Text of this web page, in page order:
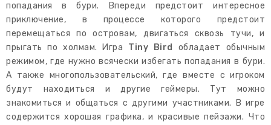
попадания в бури. Впереди предстоит интересное
приключение, в процессе которого предстоит
перемещаться по островам, двигаться сквозь тучи, и
прыгать по холмам. Игра Tiny Bird
обладает обычным
режимом, где нужно всячески избегать попадания в бури.
А также многопользовательский, где вместе с игроком
будут находиться и другие геймеры. Тут можно
знакомиться и общаться с другими участниками. В игре
содержится хорошая графика, и красивые пейзажи. Что